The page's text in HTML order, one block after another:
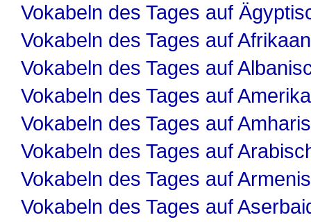
Vokabeln des Tages auf
Vokabeln des Tages auf
Vokabeln des Tages auf
Vokabeln des Tages auf
Vokabeln des Tages auf
Vokabeln des Tages auf
Vokabeln des Tages auf
Vokabeln des Tages auf